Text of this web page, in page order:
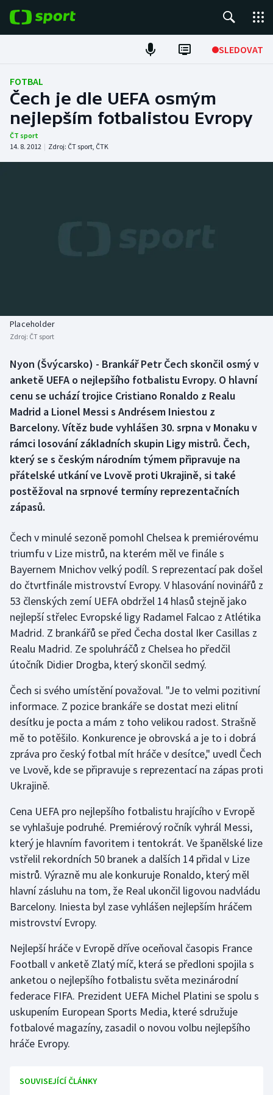
SLEDOVAT
Fotbal
Hokej
Tenis
Atletika
Biatlon
Boby a skeleton
Box
Curling
Dostihy
Florbal
Golf
Gymnastika
Házená
Jezdectví
Judo
Krasobruslení
Lezení
Lyže a snowboard
Moderní pětiboj
Motorsport
Olympijské hry
Parasport
Plavání
Plážový volejbal
Ragby
Rychlobruslení
Rychlostní kanoistika
Short track
Sportovní střelba
Aplikace ČT sport
AZ kvíz
FOTBAL
Čech je dle UEFA osmým
nejlepším fotbalistou Evropy
ČT sport
14. 8. 2012 | Zdroj: ČT sport, ČTK
Placeholder
Zdroj: ČT sport
Nyon (Švýcarsko) - Brankář Petr Čech skončil osmý v
anketě UEFA o nejlepšího fotbalistu Evropy. O hlavní
cenu se uchází trojice Cristiano Ronaldo z Realu
Madrid a Lionel Messi s Andrésem Iniestou z
Barcelony. Vítěz bude vyhlášen 30. srpna v Monaku v
rámci losování základních skupin Ligy mistrů. Čech,
který se s českým národním týmem připravuje na
přátelské utkání ve Lvově proti Ukrajině, si také
postěžoval na srpnové termíny reprezentačních
zápasů.
Čech v minulé sezoně pomohl Chelsea k premiérovému
triumfu v Lize mistrů, na kterém měl ve finále s
Bayernem Mnichov velký podíl. S reprezentací pak došel
do čtvrtfinále mistrovství Evropy. V hlasování novinářů z
53 členských zemí UEFA obdržel 14 hlasů stejně jako
nejlepší střelec Evropské ligy Radamel Falcao z Atlétika
Madrid. Z brankářů se před Čecha dostal Iker Casillas z
Realu Madrid. Ze spoluhráčů z Chelsea ho předčil
útočník Didier Drogba, který skončil sedmý.
Čech si svého umístění považoval. "Je to velmi pozitivní
informace. Z pozice brankáře se dostat mezi elitní
desítku je pocta a mám z toho velikou radost. Strašně
mě to potěšilo. Konkurence je obrovská a je to i dobrá
zpráva pro český fotbal mít hráče v desítce," uvedl Čech
ve Lvově, kde se připravuje s reprezentací na zápas proti
Ukrajině.
Cena UEFA pro nejlepšího fotbalistu hrajícího v Evropě
se vyhlašuje podruhé. Premiérový ročník vyhrál Messi,
který je hlavním favoritem i tentokrát. Ve španělské lize
vstřelil rekordních 50 branek a dalších 14 přidal v Lize
mistrů. Výrazně mu ale konkuruje Ronaldo, který měl
hlavní zásluhu na tom, že Real ukončil ligovou nadvládu
Barcelony. Iniesta byl zase vyhlášen nejlepším hráčem
mistrovství Evropy.
Nejlepší hráče v Evropě dříve oceňoval časopis France
Football v anketě Zlatý míč, která se předloni spojila s
anketou o nejlepšího fotbalistu světa mezinárodní
federace FIFA. Prezident UEFA Michel Platini se spolu s
uskupením European Sports Media, které sdružuje
fotbalové magazíny, zasadil o novou volbu nejlepšího
hráče Evropy.
SOUVISEJÍCÍ ČLÁNKY